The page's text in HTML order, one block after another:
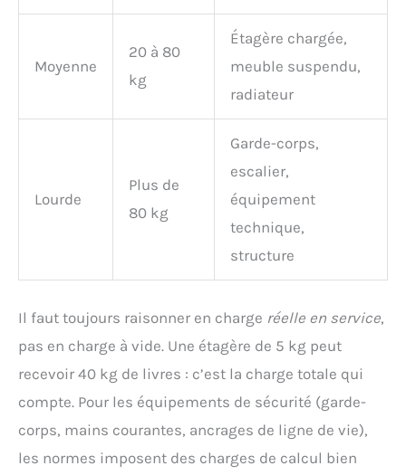
Moyenne
20 à 80
kg
Étagère chargée,
meuble suspendu,
radiateur
Lourde
Plus de
80 kg
Garde-corps,
escalier,
équipement
technique,
structure
Il faut toujours raisonner en charge réelle en service,
pas en charge à vide. Une étagère de 5 kg peut
recevoir 40 kg de livres : c’est la charge totale qui
compte. Pour les équipements de sécurité (garde-
corps, mains courantes, ancrages de ligne de vie),
les normes imposent des charges de calcul bien